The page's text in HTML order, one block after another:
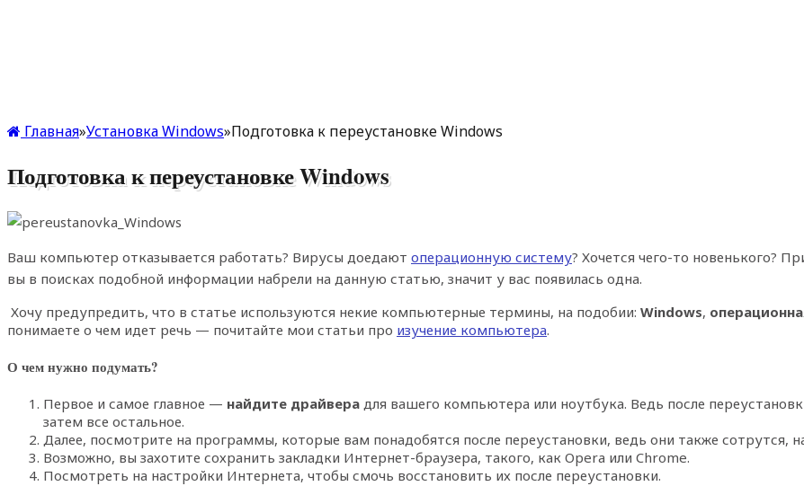
Главная»Установка Windows»Подготовка к переустановке Windows
Подготовка к переустановке Windows
Ваш компьютер отказывается работать? Вирусы доедают операционную систему? Хочется чего-то новенького?
вы в поисках подобной информации набрели на данную статью, значит у вас появилась одна.
Хочу предупредить, что в статье используются некие компьютерные термины, на подобии: Windows,
понимаете о чем идет речь — почитайте мои статьи про изучение компьютера.
О чем нужно подумать?
Первое и самое главное — найдите драйвера для вашего компьютера или ноутбука. Ведь после
затем все остальное.
Далее, посмотрите на программы, которые вам понадобятся после переустановки, ведь они также сотрутся,
Возможно, вы захотите сохранить закладки Интернет-браузера, такого, как Opera или Chrome.
Посмотреть на настройки Интернета, чтобы смочь восстановить их после переустановки.